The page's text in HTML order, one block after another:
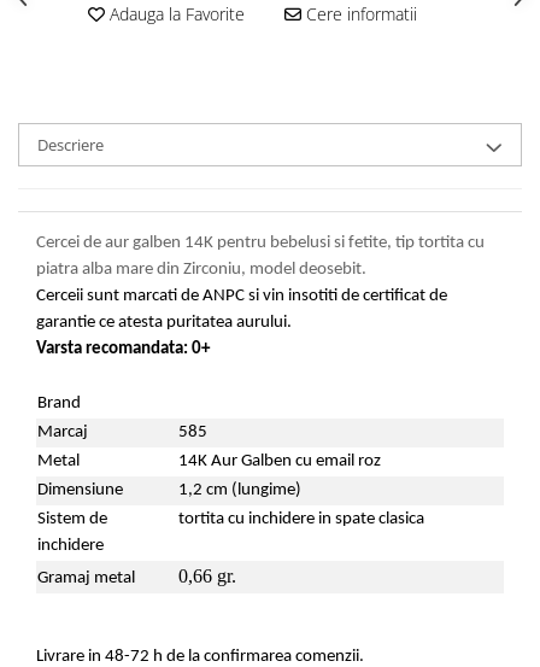
Adauga la Favorite Cere informatii
Descriere
Cercei de aur galben 14K pentru bebelusi si fetite, tip tortita cu
piatra alba mare din Zirconiu, model deosebit.
Cerceii sunt marcati de ANPC si vin insotiti de certificat de
garantie ce atesta puritatea aurului.
Varsta recomandata: 0+
Brand
Marcaj
585
Metal
14K Aur Galben cu email roz
Dimensiune
1,2 cm (lungime)
Sistem de
inchidere
tortita cu inchidere in spate clasica
Gramaj metal 0,66 gr.
Livrare in 48-72 h de la confirmarea comenzii.